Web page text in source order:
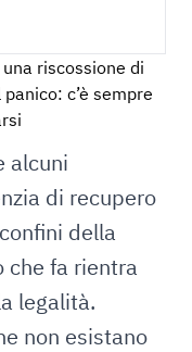
riscossione di
c’è sempre
alcuni
di recupero
della
che fa rientra
legalità.
non esistano